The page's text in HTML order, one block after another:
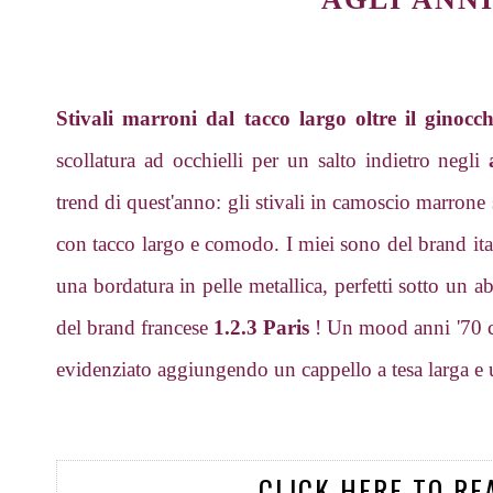
Stivali marroni dal tacco largo oltre il
scollatura ad occhielli per un salto indietro negli
trend di quest'anno: gli stivali in camoscio marrone
con tacco largo e comodo. I miei sono del brand
una bordatura in pelle metallica, perfetti sotto un
del brand francese 1.2.3 Paris ! Un mood anni '70
evidenziato aggiungendo un cappello a tesa larga e